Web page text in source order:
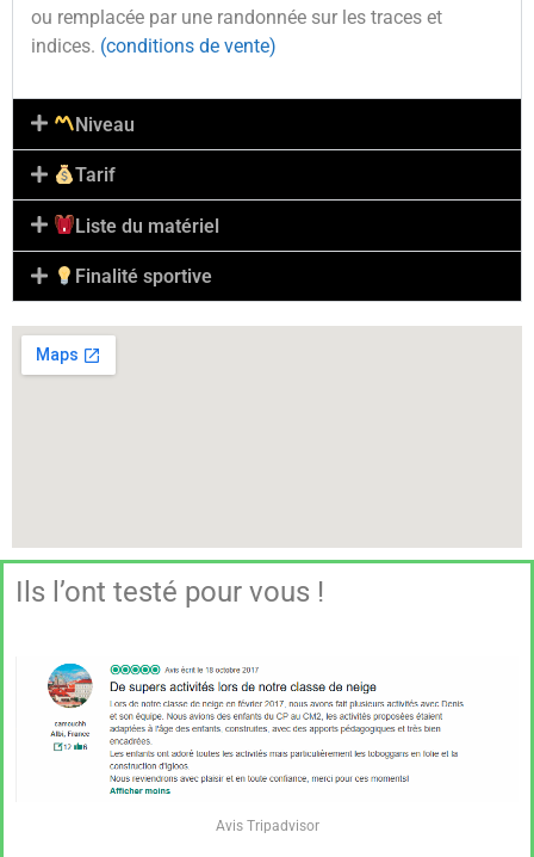
ou remplacée par une randonnée sur les traces et
indices. (conditions de vente)
Niveau
Tarif
Liste du matériel
Finalité sportive
Ils l’ont testé pour vous !
Avis Tripadvisor